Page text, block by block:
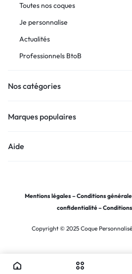
Toutes nos coques
Je personnalise
Actualités
Professionnels BtoB
Nos catégories
Marques populaires
Aide
Mentions légales –Conditions
confidentialité–
Copyright © 2025 Coque